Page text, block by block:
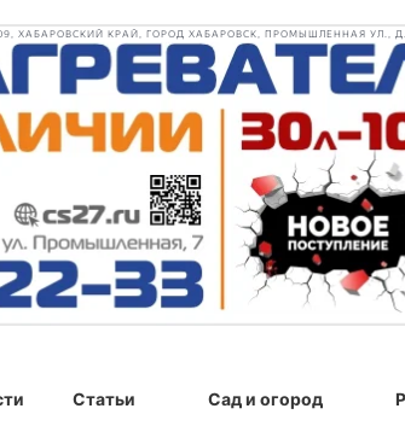
ХАБАРОВСКИЙ КРАЙ, ГОРОД ХАБАРОВСК, ПРОМЫШЛЕННАЯ УЛ., Д.
Статьи Сад и огород